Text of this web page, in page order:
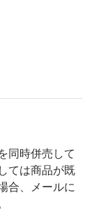
同時併売して
ては商品が既
合、メールに